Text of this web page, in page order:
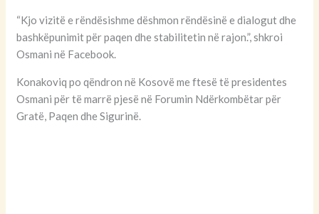
“Kjo vizitë e rëndësishme dëshmon rëndësinë e dialogut dhe
bashkëpunimit për paqen dhe stabilitetin në rajon.”, shkroi
Osmani në Facebook.
Konakoviq po qëndron në Kosovë me ftesë të presidentes
Osmani për të marrë pjesë në Forumin Ndërkombëtar për
Gratë, Paqen dhe Sigurinë.